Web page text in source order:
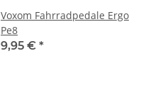
Voxom Fahrradpedale Ergo
Pe8
9,95 € *